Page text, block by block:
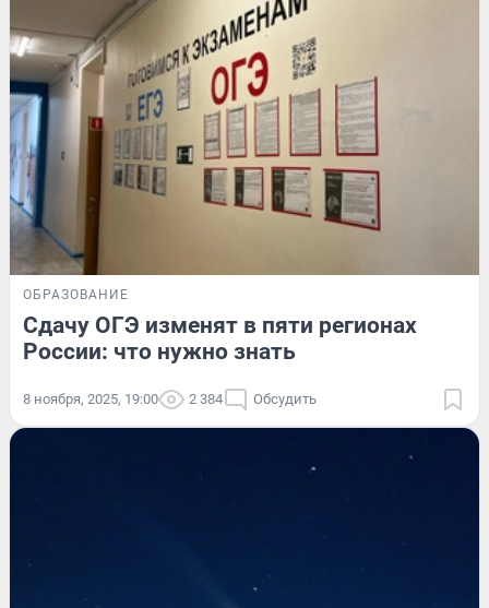
ОБРАЗОВАНИЕ
Сдачу ОГЭ изменят в пяти регионах
России: что нужно знать
8 ноября, 2025, 19:00 2 384 Обсудить